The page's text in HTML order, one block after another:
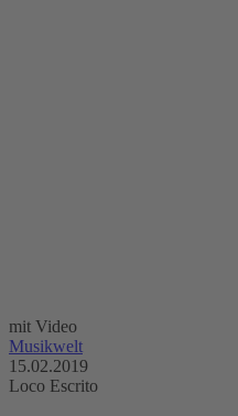
mit Video
Musikwelt
15.02.2019
Loco Escrito